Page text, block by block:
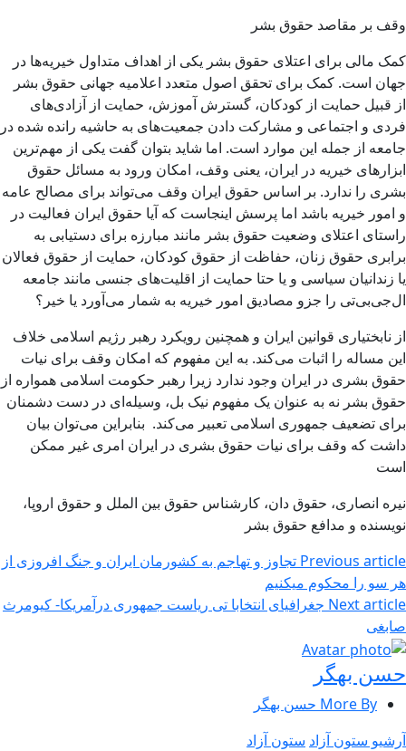
وقف بر مقاصد حقوق بشر
کمک مالی برای اعتلای حقوق بشر یکی از اهداف متداول خیریه‌ها در
جهان است. کمک برای تحقق اصول متعدد اعلامیه جهانی حقوق بشر
از قبیل حمایت از کودکان، گسترش آموزش، حمایت از آزادی‌های
فردی و اجتماعی و مشارکت دادن جمعیت‌های به حاشیه رانده شده در
جامعه از جمله این موارد است. اما شاید بتوان گفت یکی از مهم‌ترین
ابزارهای خیریه در ایران، یعنی وقف، امکان ورود به مسائل حقوق
بشری را ندارد. بر اساس حقوق ایران وقف می‌تواند برای مصالح عامه
و امور خیریه باشد اما پرسش اینجاست که آیا حقوق ایران فعالیت در
راستای اعتلای وضعیت حقوق بشر مانند مبارزه برای دستیابی به
برابری حقوق زنان، حفاظت از حقوق کودکان، حمایت از حقوق فعالان
یا زندانیان سیاسی و یا حتا حمایت از اقلیت‌های جنسی مانند جامعه
ال‌جی‌بی‌تی را جزو مصادیق امور خیریه به شمار می‌آورد یا خیر؟
از نابختیاری قوانین ایران و همچنین رویکرد رهبر رژیم اسلامی خلاف
این مساله را اثبات می‌کند. به این مفهوم که امکان وقف برای نیات‌
حقوق بشری در ایران وجود ندارد زیرا رهبر حکومت اسلامی همواره از
حقوق بشر نه به عنوان یک مفهوم نیک بل، وسیله‌ای در دست دشمنان
برای تضعیف جمهوری اسلامی تعبیر می‌کند. بنابراین می‌توان بیان
داشت که وقف برای نیات‌ حقوق بشری در ایران امری غیر ممکن
است
نیره انصاری، حقوق دان، کارشناس حقوق بین الملل و حقوق اروپا،
نویسنده و مدافع حقوق بشر
Previous article تجاوز و تهاجم به کشورمان ایران و جنگ افروزی از
هر سو را محکوم میکنیم
Next article جغرافیای انتخابا تی ریاست جمهوری درآمریکا- کیومرث
صابغی
حسن بهگر
More By حسن بهگر
آرشیو ستون آزاد ستون آزاد